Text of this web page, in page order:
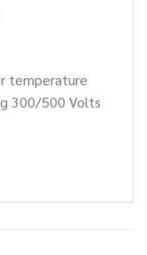
temperature
300/500 Volts